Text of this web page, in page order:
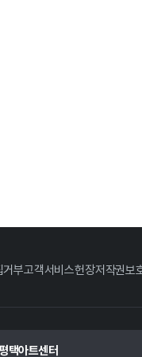
거부고객서비스헌장저작권보
택아트센터